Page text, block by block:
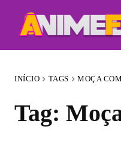
INÍCIO TAGS MOÇA
Tag: